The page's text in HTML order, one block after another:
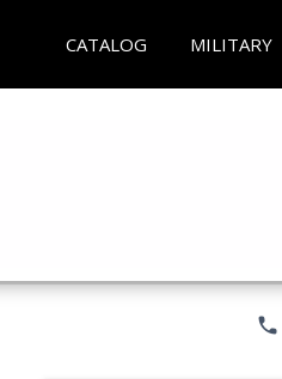
CATALOG MILITARY
phone